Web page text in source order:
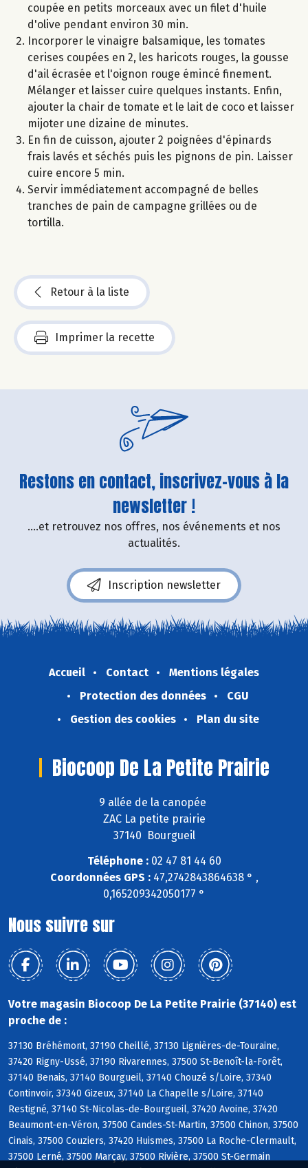
coupée en petits morceaux avec un filet d'huile
d'olive pendant environ 30 min.
Incorporer le vinaigre balsamique, les tomates
cerises coupées en 2, les haricots rouges, la gousse
d'ail écrasée et l'oignon rouge émincé finement.
Mélanger et laisser cuire quelques instants. Enfin,
ajouter la chair de tomate et le lait de coco et laisser
mijoter une dizaine de minutes.
En fin de cuisson, ajouter 2 poignées d'épinards
frais lavés et séchés puis les pignons de pin. Laisser
cuire encore 5 min.
Servir immédiatement accompagné de belles
tranches de pain de campagne grillées ou de
tortilla.
Retour à la liste
Imprimer la recette
Restons en contact, inscrivez-vous à la
newsletter !
....et retrouvez nos offres, nos événements et nos
actualités.
Inscription newsletter
Accueil Contact
Mentions légales
Protection des données
CGU
Gestion des cookies
Plan du site
Biocoop De La Petite Prairie
9 allée de la canopée
ZAC La petite prairie
37140 Bourgueil
Téléphone :02 47 81 44 60
Coordonnées GPS :47,2742843864638 ° ,
0,165209342050177 °
Nous suivre sur
Votre magasin Biocoop De La Petite Prairie (37140) est
proche de :
37130 Bréhémont, 37190 Cheillé, 37130 Lignières-de-Touraine,
37420 Rigny-Ussé, 37190 Rivarennes, 37500 St-Benoît-la-Forêt,
37140 Benais, 37140 Bourgueil, 37140 Chouzé s/Loire, 37340
Continvoir, 37340 Gizeux, 37140 La Chapelle s/Loire, 37140
Restigné, 37140 St-Nicolas-de-Bourgueil, 37420 Avoine, 37420
Beaumont-en-Véron, 37500 Candes-St-Martin, 37500 Chinon, 37500
Cinais, 37500 Couziers, 37420 Huismes, 37500 La Roche-Clermault,
37500 Lerné, 37500 Marçay, 37500 Rivière, 37500 St-Germain